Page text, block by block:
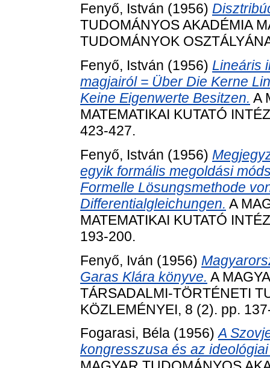
Fenyő, István (1956)
TUDOMÁNYOS AKADÉMIA
TUDOMÁNYOK
Fenyő, István (1956) Lineáris
magjairól = Über Die Kerne
Keine Eigenwerte Besitzen. A
MATEMATIKAI KUTATÓ
423-427.
Fenyő, István (1956)
egyik formális megoldási
Formelle Lösungsmethode
Differentialgleichungen. A
MATEMATIKAI KUTATÓ
193-200.
Fenyő, Iván (1956)
Garas Klára könyve. A
TÁRSADALMI-TÖRTÉNETI
KÖZLEMÉNYEI, 8 (2). pp.
Fogarasi, Béla (1956)A
kongresszusa és az